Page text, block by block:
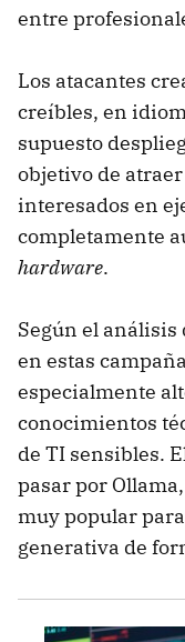
entre
Los atacantes
creíbles, en
supuesto
objetivo de
interesados en
completamente
hardware.
Según el análisis
en estas
especialmente
conocimientos
de TI sensibles.
pasar por
muy popular
generativa de